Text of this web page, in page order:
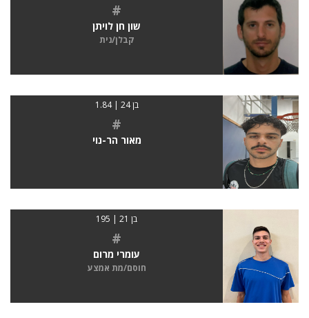
#
שון חן לויתן
קבלן/נית
בן 24 | 1.84
#
מאור הר-נוי
בן 21 | 195
#
עומרי מרום
חוסם/מת אמצע